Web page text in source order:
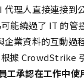
代理人直接連接到
能繞過了 IT 的管
企業資料的互動過
據 CrowdStrike
工承認在工作中使